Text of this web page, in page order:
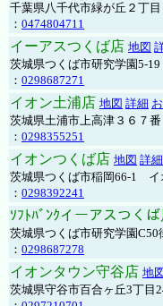
千葉県八千代市緑が丘２丁
： 0474804711
イーアスつくば店 地図
茨城県つくば市研究学園5-19
： 0298687271
イオン土浦店 地図 詳細
茨城県土浦市上高津３６７
： 0298355251
イオンつくば店 地図 詳細
茨城県つくば市稲岡66-1
： 0298392241
ｿﾌﾄﾊﾞﾝｸイーアスつく
茨城県つくば市研究学園C50
： 0298687278
イオンタウン守谷店 地図
茨城県守谷市百合ヶ丘3丁目